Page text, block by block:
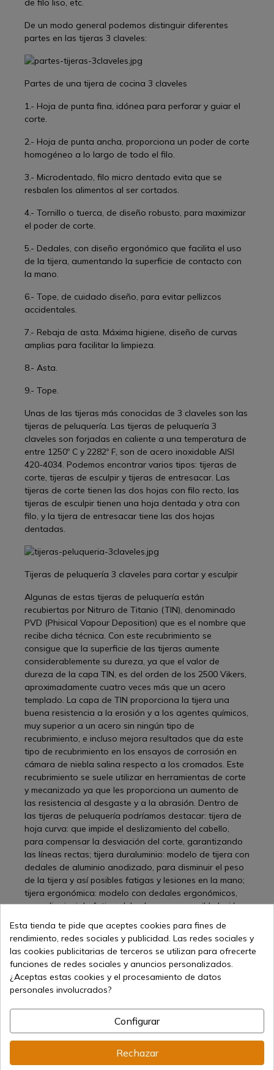
de filo liso, etc.
De un modo general podemos distinguir diferentes
partes en las tijeras 3 claveles:
Partes de una tijera de cocina 3 claveles
1.- Hoja de punta fina, idónea para perforar y guiar el
corte.
2.- Hoja de punta ancha, proporciona un poder de corte
homogéneo a lo largo de todo el filo.
3.- Microdentado, filo micro dentado evita que se
resbalen los alimentos al ser cortados.
4.- Tornillo o tuerca, de diseño robusto, para maximizar
el poder de corte.
5.- Dedales, con diseño ergonómico que facilita el uso
de la tijera, aumentando la superficie de contacto con
la mano.
6.- Tope, de cuidado diseño, para evitar pellizcos
accidentales.
7.- Rebaja de asta. Máxima higiene, diseño de curvas
amplias para facilitar la limpieza.
8.- Asta.
9.- Tope.
Unas de las tijeras más conocidas de 3 claveles son las
tijeras de peluquería. Las tijeras de peluquería 3
claveles son forjadas en caliente a una temperatura de
entre 1250º C y 2282º F, son de acero inoxidable AISI
420-4034. Podemos encontrar varios tipos: tijeras de
corte, tijeras de esculpir y tijeras de entresacar. Las
tijeras de corte tienen las dos hojas con filo recto, las
tijeras de esculpir tienen una hoja dentada y otra con
filo, y la tijera de entresacar tiene las dos hojas
dentadas.
Tijeras de peluquería 3 claveles para cortar y esculpir
Algunas de estas tijeras de peluquería están
recubiertas por Nitruro de Titanio (TIN), denominado
PVD (Phisical Vapour Deposition) que es el nombre que
recibe dicha técnica. Con este recubrimiento se
consigue que la superficie de las tijeras aumente
considerablemente su dureza, ya que el valor de
dureza de la capa TIN, es del orden de los 2500 Vikers,
aproximadamente cuatro veces más que un acero
templado. La capa de TIN proporciona la tijera una
buena resistencia a la erosión y a los agentes químicos,
muy superior a un acero sin ningún tipo de
recubrimiento, e incluso mejora resultados que da este
tipo de recubrimiento en los ensayos de corrosión en
cámara de niebla salina respecto a los cromados. Este
recubrimiento se suele utilizar en herramientas de corte
y mecanizado ya que les proporciona un aumento de
las resistencia al desgaste y a la abrasión. Dentro de
las tijeras de peluquería podríamos destacar: tijera de
hoja curva: que impide el deslizamiento del cabello,
para compensar la desviación del corte, garantizando
las líneas rectas; tijera duraluminio: modelo de tijera con
dedales de aluminio anodizado, para disminuir el peso
de la tijera y así posibles fatigas y lesiones en la mano;
tijera ergonómica: modelo con dedales ergonómicos,
para disminuir la fatiga del pulgar y una posible lesión
academia optimizada para el aprendizaje de los
peluqueros. De estructura liviana, mango de nylon y
cuerpo de acero inoxidable con una de sus hojas micro-
dentadas, garantizando la precisión de corte.
Tijeras 3 claveles de peluquería, dos con recubrimiento
de Titanio (azul e irisado) y otra con mangos
ergonómicos
La forja en caliente es el mejor proceso de
Esta tienda te pide que aceptes cookies para fines de
rendimiento, redes sociales y publicidad. Las redes sociales y
las cookies publicitarias de terceros se utilizan para ofrecerte
funciones de redes sociales y anuncios personalizados.
¿Aceptas estas cookies y el procesamiento de datos
personales involucrados?
Configurar
Rechazar